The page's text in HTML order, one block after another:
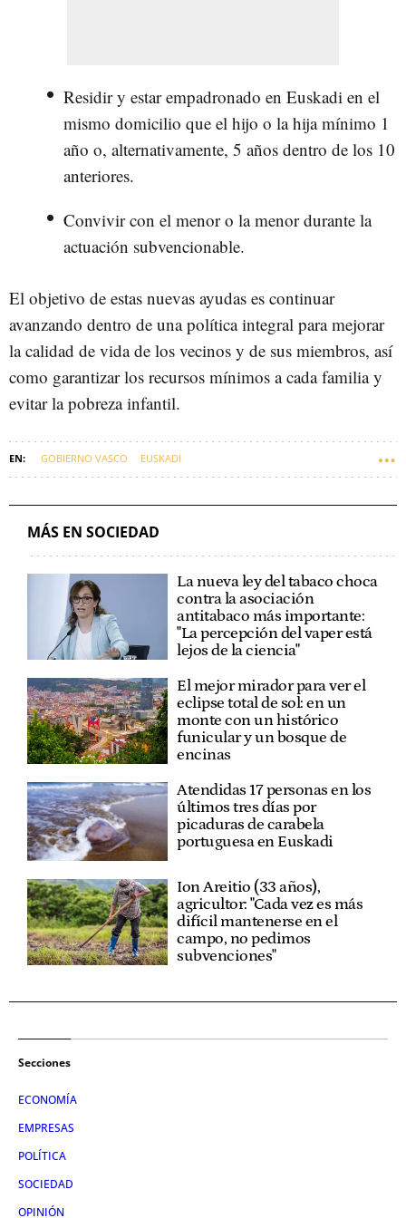
Residir y estar empadronado en Euskadi en el
mismo domicilio que el hijo o la hija mínimo 1
año o, alternativamente, 5 años dentro de los 10
anteriores.
Convivir con el menor o la menor durante la
actuación subvencionable.
El objetivo de estas nuevas ayudas es continuar
avanzando dentro de una política integral para mejorar
la calidad de vida de los vecinos y de sus miembros, así
como garantizar los recursos mínimos a cada familia y
evitar la pobreza infantil.
GOBIERNO VASCO EUSKADI
MÁS EN SOCIEDAD
La nueva ley del tabaco choca
contra la asociación
antitabaco más importante:
"La percepción del vaper está
lejos de la ciencia"
El mejor mirador para ver el
eclipse total de sol: en un
monte con un histórico
funicular y un bosque de
encinas
Atendidas 17 personas en los
últimos tres días por
picaduras de carabela
portuguesa en Euskadi
Ion Areitio (33 años),
agricultor: "Cada vez es más
difícil mantenerse en el
campo, no pedimos
subvenciones"
Secciones
ECONOMÍA
EMPRESAS
POLÍTICA
SOCIEDAD
OPINIÓN